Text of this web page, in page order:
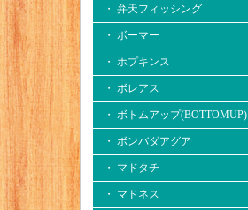
・ 弁天フィッシング
・ ボーマー
・ ホプキンス
・ ボレアス
・ ボトムアップ(BOTTOMUP)
・ ボンバダアグア
・ マドタチ
・ マドネス